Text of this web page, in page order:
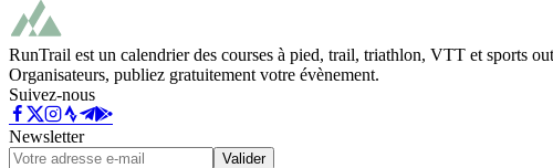
RunTrail est un calendrier des courses à pied, trail, triathlon, VTT et sports
Organisateurs, publiez gratuitement votre évènement.
Suivez-nous
Newsletter
Valider